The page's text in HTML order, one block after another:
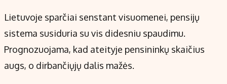
Lietuvoje sparčiai senstant visuomenei, pensijų
sistema susiduria su vis didesniu spaudimu.
Prognozuojama, kad ateityje pensininkų skaičius
augs, o dirbančiųjų dalis mažės.